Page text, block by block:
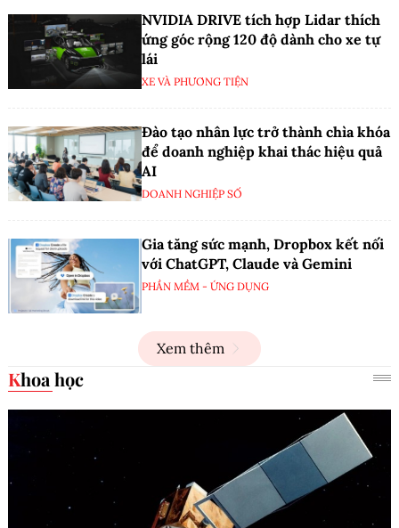
NVIDIA DRIVE tích hợp Lidar thích
ứng góc rộng 120 độ dành cho xe tự
lái
XE VÀ PHƯƠNG TIỆN
Đào tạo nhân lực trở thành chìa khóa
để doanh nghiệp khai thác hiệu quả
AI
DOANH NGHIỆP SỐ
Gia tăng sức mạnh, Dropbox kết nối
với ChatGPT, Claude và Gemini
PHẦN MỀM - ỨNG DỤNG
Xem thêm
Khoa học